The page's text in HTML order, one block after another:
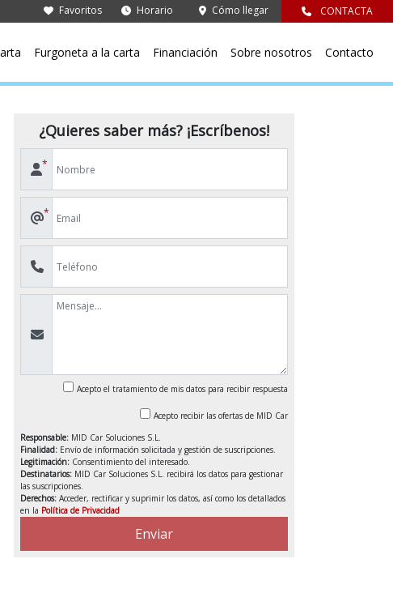
Favoritos Horario Cómo llegar CONTACTA
Furgoneta a la carta Financiación Sobre nosotros Contacto
¿Quieres saber más? ¡Escríbenos!
*
*
Acepto el tratamiento de mis datos para recibir respuesta
Acepto recibir las ofertas de MID Car
Responsable: MID Car Soluciones S.L.
Finalidad: Envío de información solicitada y gestión de suscripciones.
Legitimación: Consentimiento del interesado.
Destinatarios: MID Car Soluciones S.L. recibirá los datos para gestionar
las suscripciones.
Derechos:Acceder, rectificar y suprimir los datos, así como los detallados
en la Política de Privacidad
Enviar